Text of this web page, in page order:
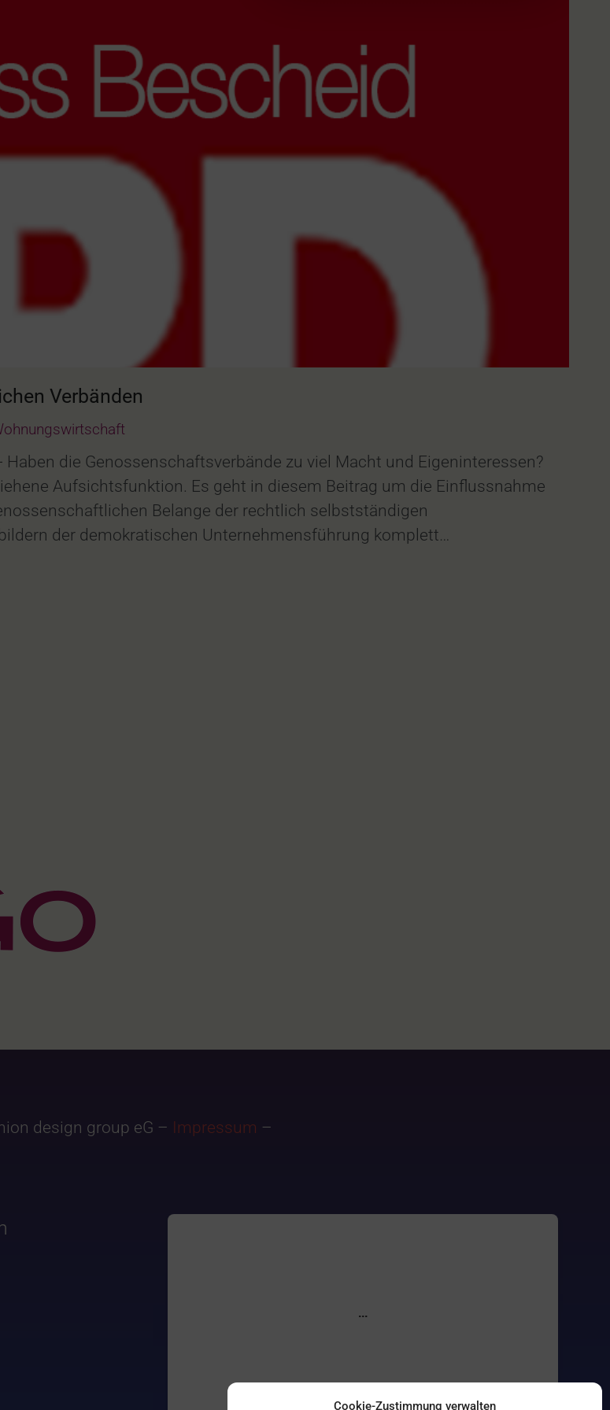
Cookie-Zustimmung verwalten
Verbänden
die Genossenschaftsverbände zu viel Macht und Eigeninteressen?
Aufsichtsfunktion. Es geht in diesem Beitrag um die Einflussnahme
Belange der rechtlich selbstständigen
der demokratischen Unternehmensführung komplett…
design group eG – Impressum –